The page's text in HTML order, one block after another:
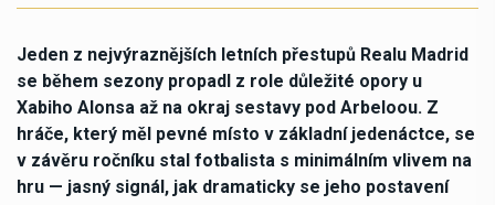
Jeden z nejvýraznějších letních přestupů Realu Madrid
se během sezony propadl z role důležité opory u
Xabiho Alonsa až na okraj sestavy pod Arbeloou. Z
hráče, který měl pevné místo v základní jedenáctce, se
v závěru ročníku stal fotbalista s minimálním vlivem na
hru — jasný signál, jak dramaticky se jeho postavení